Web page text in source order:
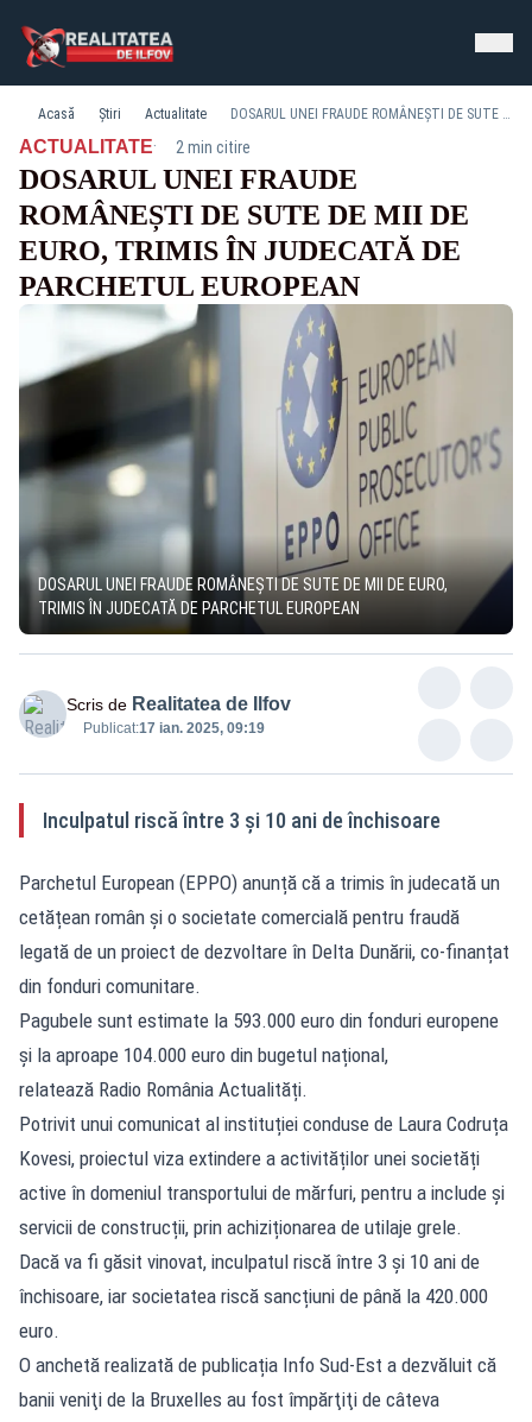
Acasă Știri Actualitate DOSARUL UNEI FRAUDE ROMÂNEȘTI DE SUTE DE MII DE EURO, TRIMIS ÎN JUDECATĂ DE PARCHETUL EUROPEAN
ACTUALITATE· 2 min citire
DOSARUL UNEI FRAUDE
ROMÂNEȘTI DE SUTE DE MII DE
EURO, TRIMIS ÎN JUDECATĂ DE
PARCHETUL EUROPEAN
DOSARUL UNEI FRAUDE ROMÂNEȘTI DE SUTE DE MII DE EURO,
TRIMIS ÎN JUDECATĂ DE PARCHETUL EUROPEAN
Scris de Realitatea de Ilfov
Publicat:17 ian. 2025, 09:19
Inculpatul riscă între 3 și 10 ani de închisoare
Parchetul European (EPPO) anunță că a trimis în judecată un
cetățean român și o societate comercială pentru fraudă
legată de un proiect de dezvoltare în Delta Dunării, co-finanțat
din fonduri comunitare.
Pagubele sunt estimate la 593.000 euro din fonduri europene
și la aproape 104.000 euro din bugetul național,
relatează Radio România Actualități.
Potrivit unui comunicat al instituției conduse de Laura Codruța
Kovesi, proiectul viza extindere a activităților unei societăți
active în domeniul transportului de mărfuri, pentru a include și
servicii de construcții, prin achiziționarea de utilaje grele.
Dacă va fi găsit vinovat, inculpatul riscă între 3 și 10 ani de
închisoare, iar societatea riscă sancțiuni de până la 420.000
euro.
O anchetă realizată de publicația Info Sud-Est a dezvăluit că
banii veniţi de la Bruxelles au fost împărţiţi de câteva